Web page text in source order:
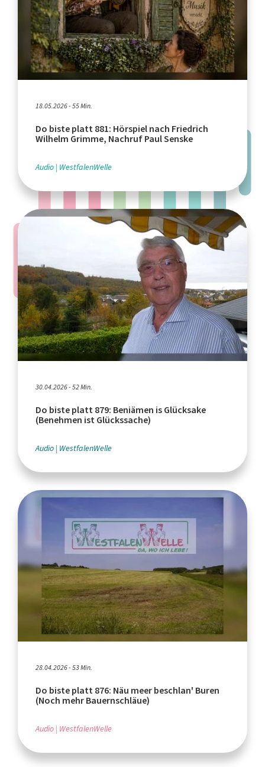
18.05.2026 - 55 Min.
Do biste platt 881: Hörspiel nach Friedrich
Wilhelm Grimme, Nachruf Paul Senske
Audio WestfalenWelle
30.04.2026 - 52 Min.
Do biste platt 879: Beniämen is Glücksake
(Benehmen ist Glückssache)
Audio WestfalenWelle
28.04.2026 - 53 Min.
Do biste platt 876: Näu meer beschlan' Buren
(Noch mehr Bauernschläue)
Audio WestfalenWelle